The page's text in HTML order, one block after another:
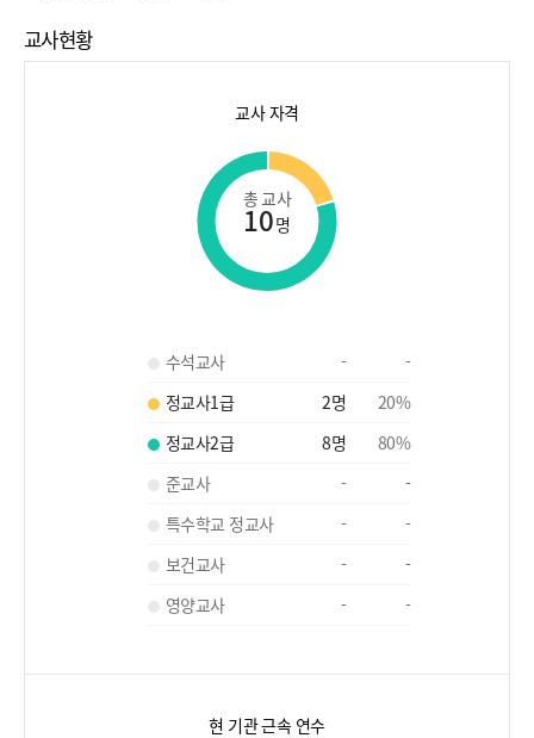
교사현황
교사 자격
총 교사
10명
수석교사 -
-
정교사1급
2명 20%
정교사2급
8명 80%
준교사
-
-
특수학교 정교사
-
-
보건교사
-
-
영양교사
- -
현 기관 근속 연수